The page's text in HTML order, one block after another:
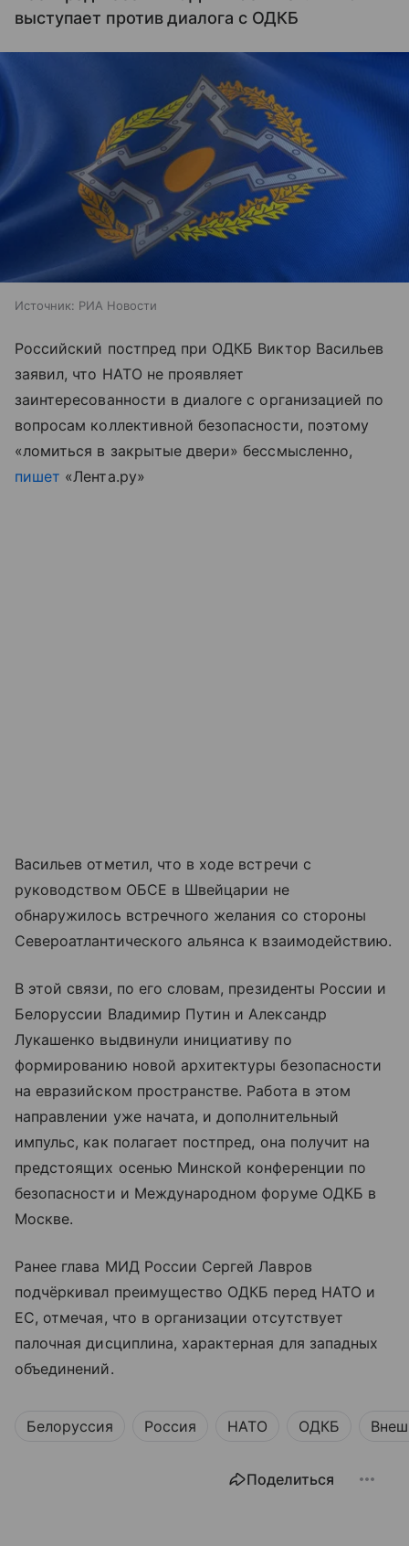
выступает против диалога с ОДКБ
Источник: РИА Новости
Российский постпред при ОДКБ Виктор Васильев
заявил, что НАТО не проявляет
заинтересованности в диалоге с организацией по
вопросам коллективной безопасности, поэтому
«ломиться в закрытые двери» бессмысленно,
пишет «Лента.ру»
Васильев отметил, что в ходе встречи с
руководством ОБСЕ в Швейцарии не
обнаружилось встречного желания со стороны
Североатлантического альянса к взаимодействию.
В этой связи, по его словам, президенты России и
Белоруссии Владимир Путин и Александр
Лукашенко выдвинули инициативу по
формированию новой архитектуры безопасности
на евразийском пространстве. Работа в этом
направлении уже начата, и дополнительный
импульс, как полагает постпред, она получит на
предстоящих осенью Минской конференции по
безопасности и Международном форуме ОДКБ в
Москве.
Ранее глава МИД России Сергей Лавров
подчёркивал преимущество ОДКБ перед НАТО и
ЕС, отмечая, что в организации отсутствует
палочная дисциплина, характерная для западных
объединений.
Белоруссия Россия НАТО ОДКБ
Поделиться